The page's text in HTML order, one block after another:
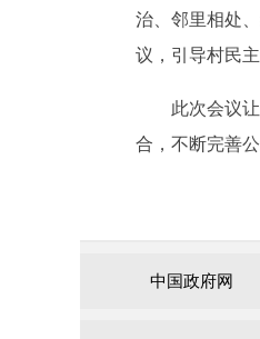
治、邻里相处
议，引导村民
此次会议让全
合，不断完善
中国政府网